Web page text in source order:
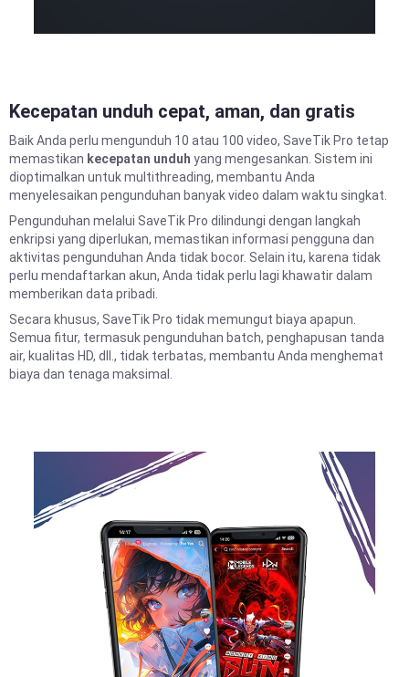
Kecepatan unduh cepat, aman, dan gratis
Baik Anda perlu mengunduh 10 atau 100 video, SaveTik Pro tetap
memastikan kecepatan unduh yang mengesankan. Sistem ini
dioptimalkan untuk multithreading, membantu Anda
menyelesaikan pengunduhan banyak video dalam waktu singkat.
Pengunduhan melalui SaveTik Pro dilindungi dengan langkah
enkripsi yang diperlukan, memastikan informasi pengguna dan
aktivitas pengunduhan Anda tidak bocor. Selain itu, karena tidak
perlu mendaftarkan akun, Anda tidak perlu lagi khawatir dalam
memberikan data pribadi.
Secara khusus, SaveTik Pro tidak memungut biaya apapun.
Semua fitur, termasuk pengunduhan batch, penghapusan tanda
air, kualitas HD, dll., tidak terbatas, membantu Anda menghemat
biaya dan tenaga maksimal.